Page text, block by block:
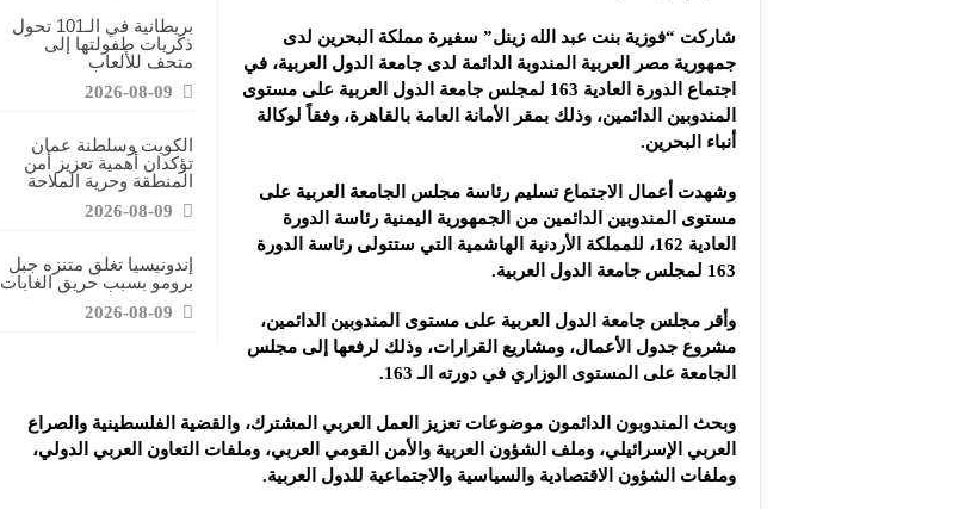
بريطانية في الـ101 تحول
ذكريات طفولتها إلى
متحف للألعاب
2026-08-09
الكويت وسلطنة عمان
تؤكدان أهمية تعزيز أمن
المنطقة وحرية الملاحة
2026-08-09
إندونيسيا تغلق متنزه جبل
برومو بسبب حريق الغابات
2026-08-09
شاركت “فوزية بنت عبد الله زينل” سفيرة مملكة البحرين لدى
جمهورية مصر العربية المندوبة الدائمة لدى جامعة الدول العربية، في
اجتماع الدورة العادية 163 لمجلس جامعة الدول العربية على مستوى
المندوبين الدائمين، وذلك بمقر الأمانة العامة بالقاهرة، وفقاً لوكالة
أنباء البحرين.
وشهدت أعمال الاجتماع تسليم رئاسة مجلس الجامعة العربية على
مستوى المندوبين الدائمين من الجمهورية اليمنية رئاسة الدورة
العادية 162، للمملكة الأردنية الهاشمية التي ستتولى رئاسة الدورة
163 لمجلس جامعة الدول العربية.
وأقر مجلس جامعة الدول العربية على مستوى المندوبين الدائمين،
مشروع جدول الأعمال، ومشاريع القرارات، وذلك لرفعها إلى مجلس
الجامعة على المستوى الوزاري في دورته الـ 163.
وبحث المندوبون الدائمون موضوعات تعزيز العمل العربي المشترك، والقضية الفلسطينية والصراع
العربي الإسرائيلي، وملف الشؤون العربية والأمن القومي العربي، وملفات التعاون العربي الدولي،
وملفات الشؤون الاقتصادية والسياسية والاجتماعية للدول العربية.